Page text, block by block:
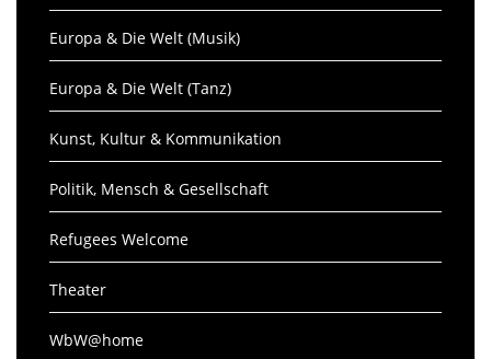
Europa & Die Welt (Musik)
Europa & Die Welt (Tanz)
Kunst, Kultur & Kommunikation
Politik, Mensch & Gesellschaft
Refugees Welcome
Theater
WbW@home